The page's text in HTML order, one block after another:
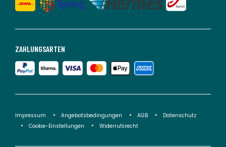
ZAHLUNGSARTEN
Impressum Angebotsbedingungen AGB
Datenschutz
Cookie-Einstellungen
Widerrufsrecht